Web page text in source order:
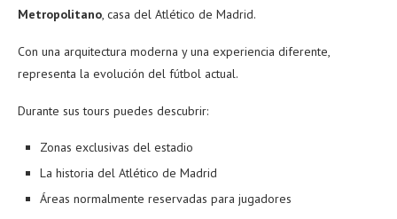
Metropolitano, casa del Atlético de Madrid.
Con una arquitectura moderna y una experiencia diferente,
representa la evolución del fútbol actual.
Durante sus tours puedes descubrir:
Zonas exclusivas del estadio
La historia del Atlético de Madrid
Áreas normalmente reservadas para jugadores